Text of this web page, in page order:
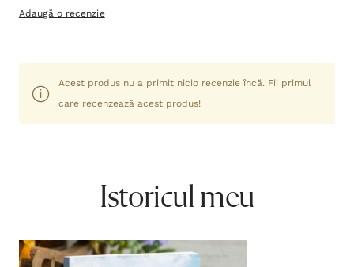
Adaugă o recenzie
Acest produs nu a primit nicio recenzie încă. Fii primul
care recenzează acest produs!
Istoricul meu